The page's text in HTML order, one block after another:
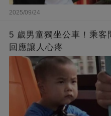
2025/09/24
5 歲男童獨坐公車！乘客
回應讓人心疼